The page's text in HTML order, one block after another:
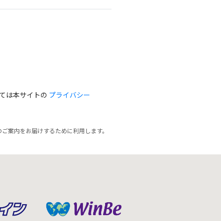
は本サイトの プライバシー
案内をお届けするために利用します。